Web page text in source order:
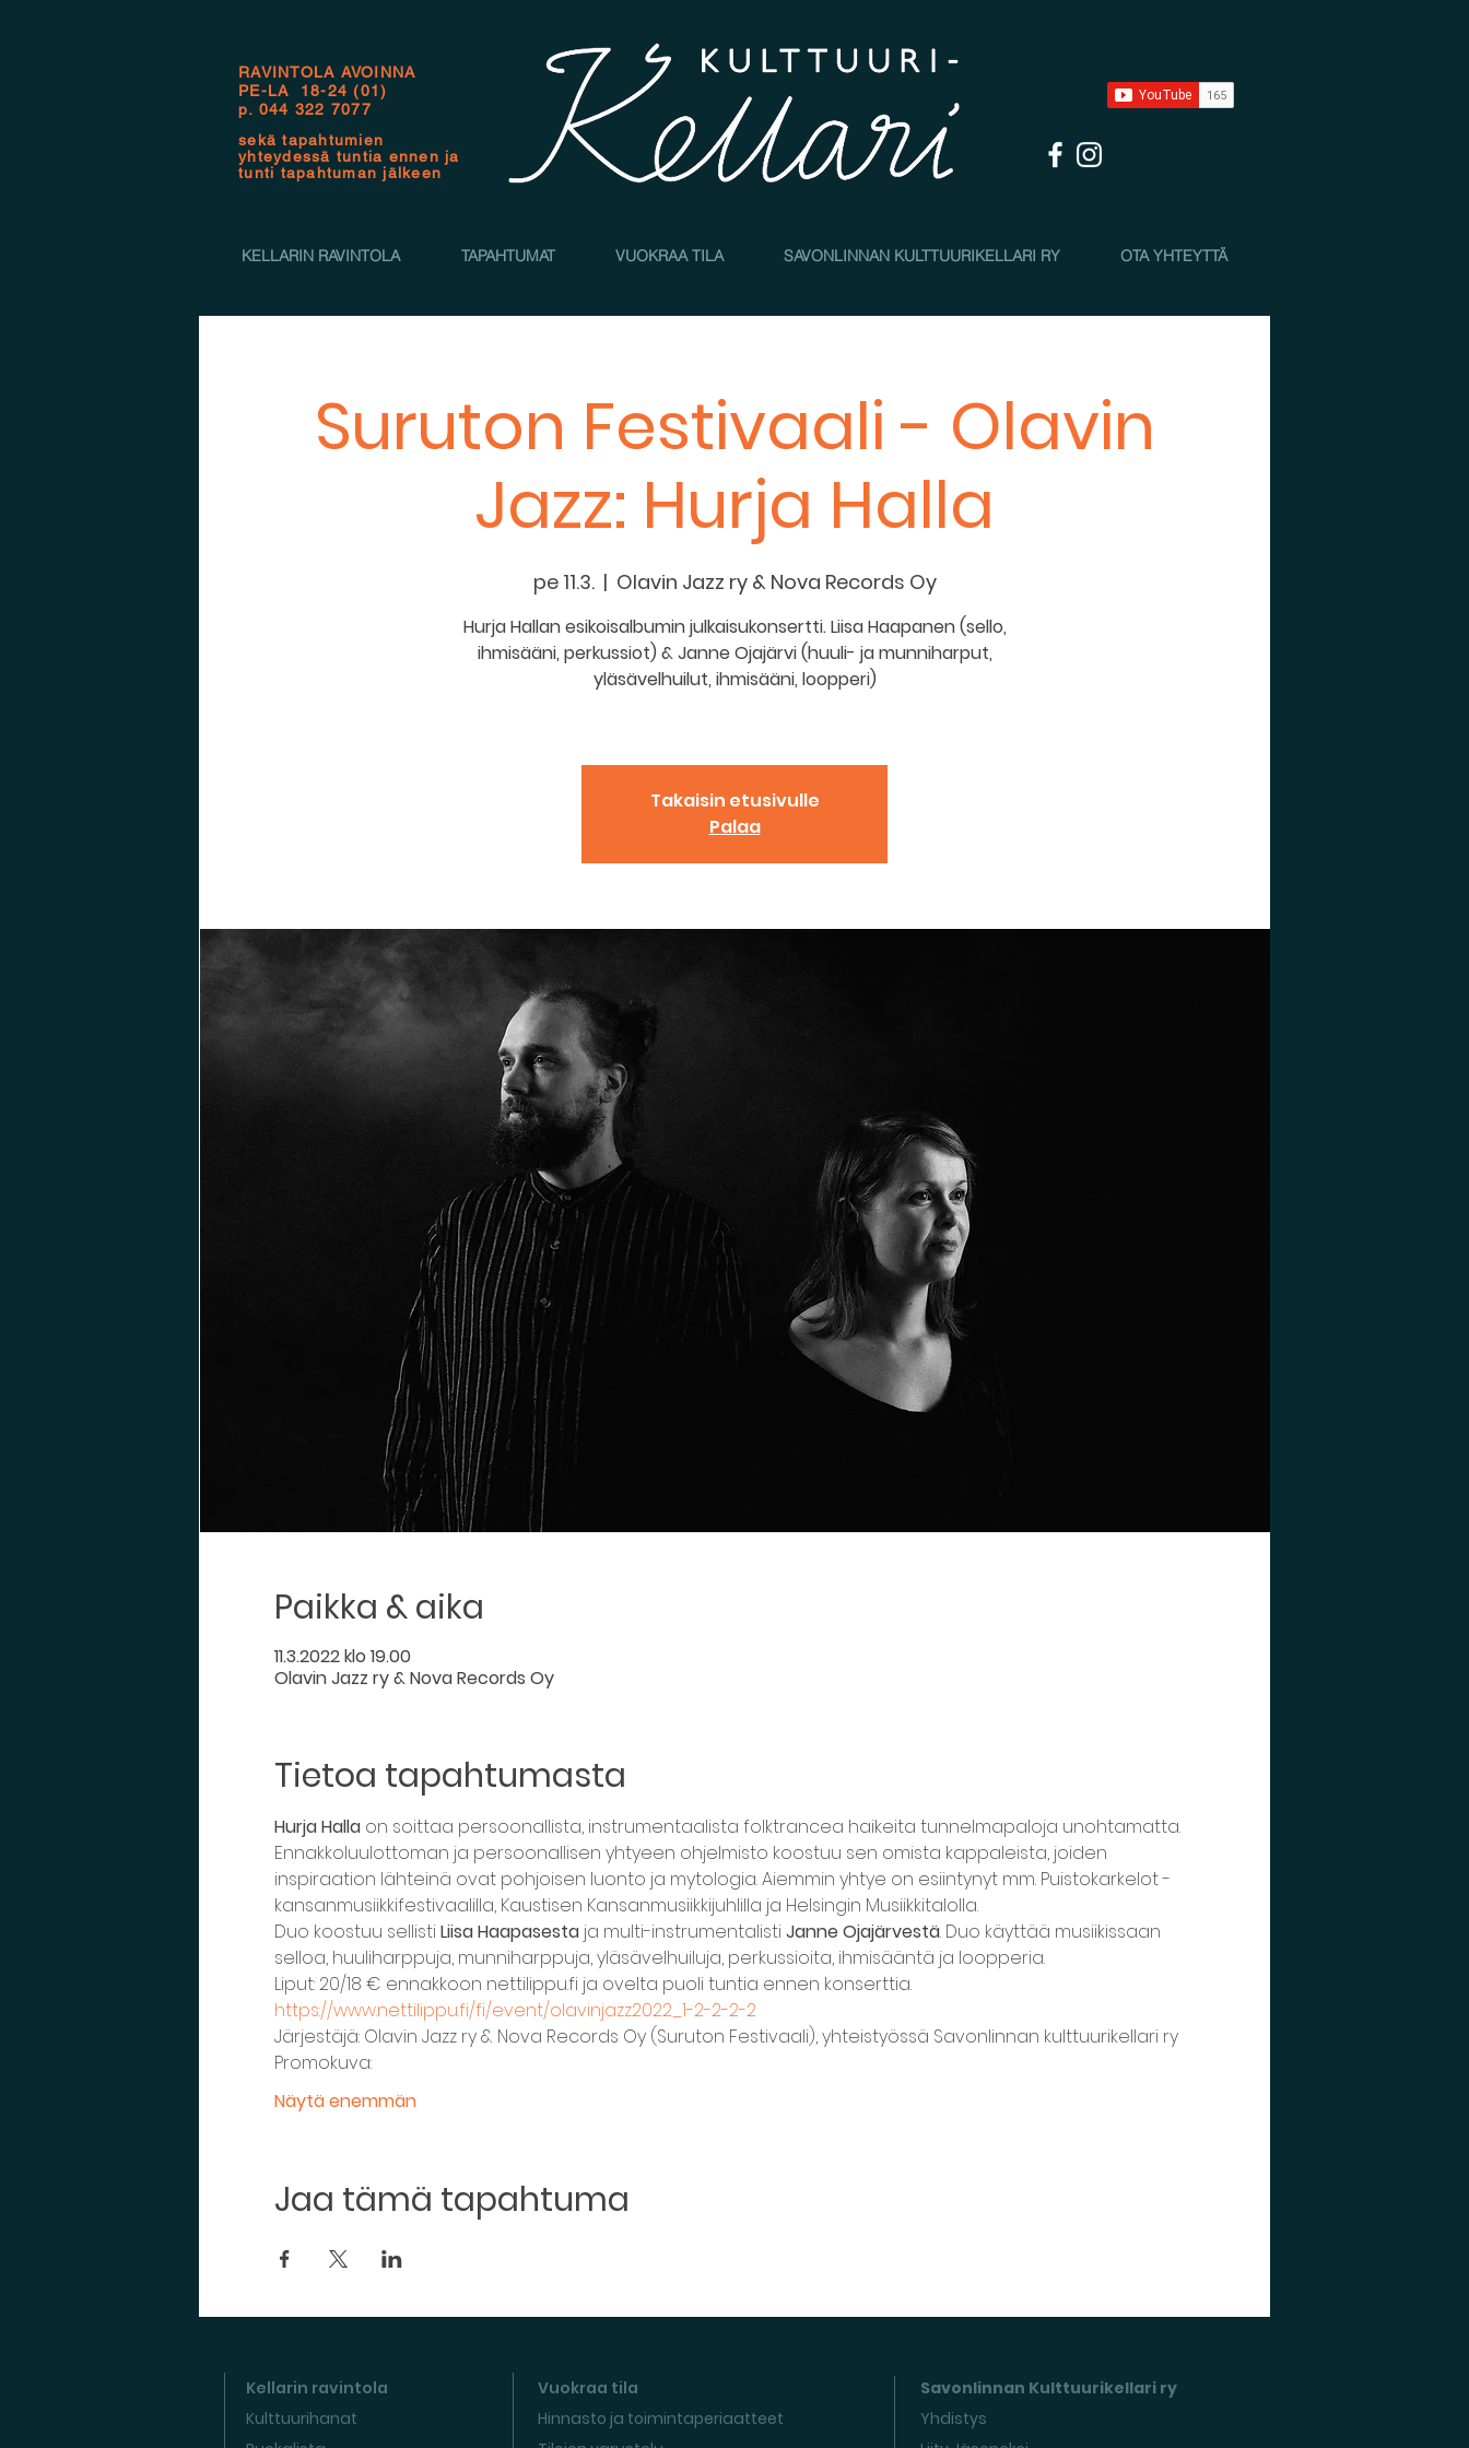
RAVINTOLA AVOINNA
PE-LA 18-24 (01)
p. 044 322 7077
sekä tapahtumien
yhteydessä tuntia ennen ja
tunti tapahtuman jälkeen
KELLARIN RAVINTOLA TAPAHTUMAT VUOKRAA TILA SAVONLINNAN KULTTUURIKELLARI RY OTA YHTEYTTÄ
Suruton Festivaali - Olavin
Jazz: Hurja Halla
pe 11.3.
  |
Olavin Jazz ry & Nova Records Oy
Hurja Hallan esikoisalbumin julkaisukonsertti. Liisa Haapanen (sello,
ihmisääni, perkussiot) & Janne Ojajärvi (huuli- ja munniharput,
yläsävelhuilut, ihmisääni, loopperi)
Takaisin etusivulle
Palaa
Paikka & aika
11.3.2022 klo 19.00
Olavin Jazz ry & Nova Records Oy
Tietoa tapahtumasta
Hurja Halla on soittaa persoonallista, instrumentaalista folktrancea haikeita tunnelmapaloja unohtamatta.
Ennakkoluulottoman ja persoonallisen yhtyeen ohjelmisto koostuu sen omista kappaleista, joiden
inspiraation lähteinä ovat pohjoisen luonto ja mytologia. Aiemmin yhtye on esiintynyt mm. Puistokarkelot -
kansanmusiikkifestivaalilla, Kaustisen Kansanmusiikkijuhlilla ja Helsingin Musiikkitalolla.
Duo koostuu sellisti Liisa Haapasesta ja multi-instrumentalisti Janne Ojajärvestä. Duo käyttää musiikissaan
selloa, huuliharppuja, munniharppuja, yläsävelhuiluja, perkussioita, ihmisääntä ja loopperia.
Liput: 20/18 € ennakkoon nettilippu.fi ja ovelta puoli tuntia ennen konserttia.
https://www.nettilippu.fi/fi/event/olavinjazz2022_1-2-2-2-2
Järjestäjä: Olavin Jazz ry & Nova Records Oy (Suruton Festivaali), yhteistyössä Savonlinnan kulttuurikellari ry
Promokuva:
Näytä enemmän
Jaa tämä tapahtuma
Kellarin ravintola
Kulttuurihanat
Vuokraa tila
Hinnasto ja toimintaperiaatteet
Savonlinnan Kulttuurikellari ry
Yhdistys